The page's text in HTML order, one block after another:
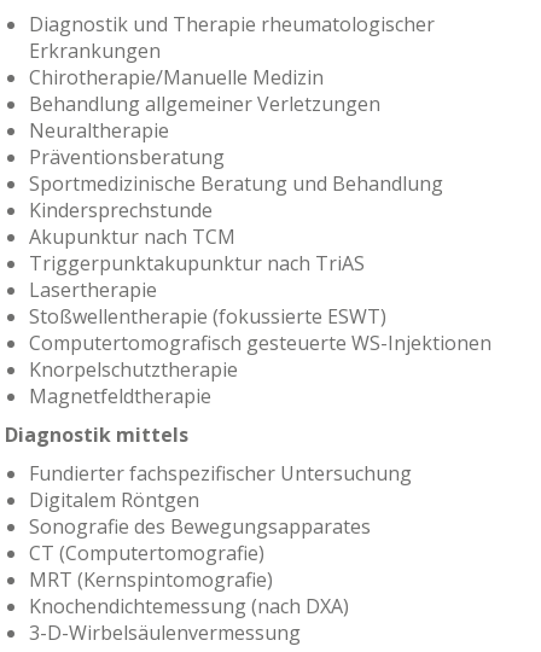
Diagnostik und Therapie rheumatologischer
Erkrankungen
Chirotherapie/Manuelle Medizin
Behandlung allgemeiner Verletzungen
Neuraltherapie
Präventionsberatung
Sportmedizinische Beratung und Behandlung
Kindersprechstunde
Akupunktur nach TCM
Triggerpunktakupunktur nach TriAS
Lasertherapie
Stoßwellentherapie (fokussierte ESWT)
Computertomografisch gesteuerte WS-Injektionen
Knorpelschutztherapie
Magnetfeldtherapie
Diagnostik mittels
Fundierter fachspezifischer Untersuchung
Digitalem Röntgen
Sonografie des Bewegungsapparates
CT (Computertomografie)
MRT (Kernspintomografie)
Knochendichtemessung (nach DXA)
3-D-Wirbelsäulenvermessung